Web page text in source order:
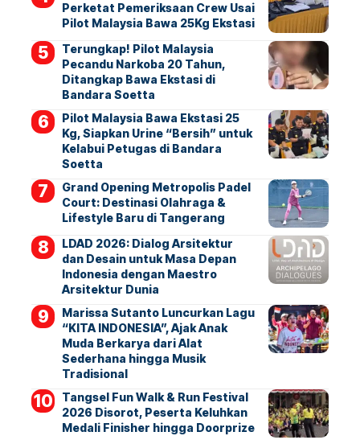
Perketat Pemeriksaan Crew Usai
Pilot Malaysia Bawa 25Kg Ekstasi
Terungkap! Pilot Malaysia
Pecandu Narkoba 20 Tahun,
Ditangkap Bawa Ekstasi di
Bandara Soetta
Pilot Malaysia Bawa Ekstasi 25
Kg, Siapkan Urine “Bersih” untuk
Kelabui Petugas di Bandara
Soetta
Grand Opening Metropolis Padel
Court: Destinasi Olahraga &
Lifestyle Baru di Tangerang
LDAD 2026: Dialog Arsitektur
dan Desain untuk Masa Depan
Indonesia dengan Maestro
Arsitektur Dunia
Marissa Sutanto Luncurkan Lagu
“KITA INDONESIA”, Ajak Anak
Muda Berkarya dari Alat
Sederhana hingga Musik
Tradisional
Tangsel Fun Walk & Run Festival
2026 Disorot, Peserta Keluhkan
Medali Finisher hingga Doorprize